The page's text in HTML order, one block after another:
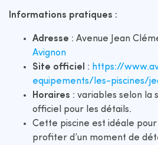
Informations pratiques :
Adresse : Avenue Jean
Avignon
Site officiel
: https://
equipements/les-piscines/
Horaires : variables selon la
officiel pour les détails.​
Cette piscine est idéale pour
profiter d’un moment de